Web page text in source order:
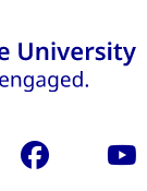
Facebook